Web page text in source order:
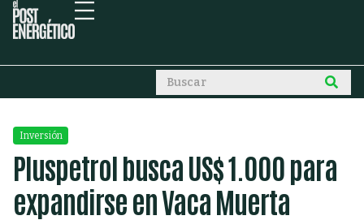
Inversión
Pluspetrol busca US$ 1.000 para
expandirse en Vaca Muerta